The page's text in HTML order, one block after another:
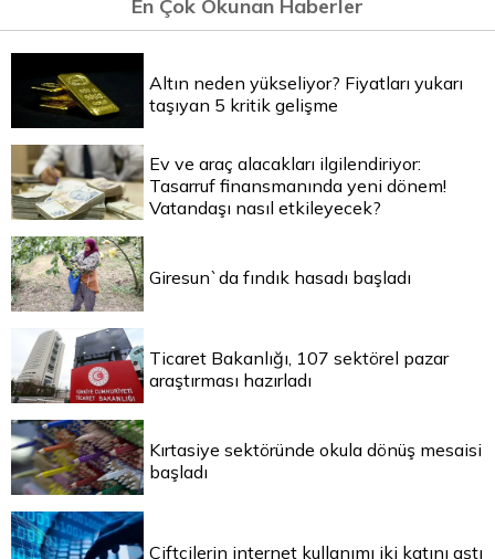
En Çok Okunan Haberler
Altın neden yükseliyor? Fiyatları yukarı
taşıyan 5 kritik gelişme
Ev ve araç alacakları ilgilendiriyor:
Tasarruf finansmanında yeni dönem!
Vatandaşı nasıl etkileyecek?
Giresun`da fındık hasadı başladı
Ticaret Bakanlığı, 107 sektörel pazar
araştırması hazırladı
Kırtasiye sektöründe okula dönüş mesaisi
başladı
Çiftçilerin internet kullanımı iki katını aştı